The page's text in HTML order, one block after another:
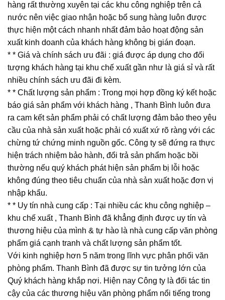
hàng rất thường xuyên tại các khu công nghiệp trên cả
nước nên việc giao nhận hoặc bổ sung hàng luôn được
thực hiện một cách nhanh nhất đảm bảo hoạt động sản
xuất kinh doanh của khách hàng không bị gián đoạn.
* * Giá và chính sách ưu đãi : giá được áp dụng cho đối
tượng khách hàng tại khu chế xuất gần như là giá sỉ và rất
nhiều chính sách ưu đãi đi kèm.
* * Chất lượng sản phẩm : Trong mọi hợp đồng ký kết hoặc
báo giá sản phẩm với khách hàng , Thanh Bình luôn đưa
ra cam kết sản phẩm phải có chất lượng đảm bảo theo yêu
cầu của nhà sản xuất hoặc phải có xuất xứ rõ ràng với các
chừng tứ chứng minh nguồn gốc. Công ty sẽ đứng ra thực
hiện trách nhiệm bảo hành, đổi trả sản phẩm hoặc bồi
thường nếu quý khách phát hiện sản phẩm bị lỗi hoặc
không đúng theo tiêu chuẩn của nhà sản xuất hoặc đơn vị
nhập khẩu.
* * Uy tín nhà cung cấp : Tại nhiều các khu công nghiệp –
khu chế xuất , Thanh Bình đã khẳng định được uy tín và
thương hiệu của mình & tự hào là nhà cung cấp văn phòng
phẩm giá cạnh tranh và chất lượng sản phẩm tốt.
Với kinh nghiệp hơn 5 năm trong lĩnh vực phân phối văn
phòng phẩm. Thanh Bình đã được sự tin tưởng lớn của
Quý khách hàng khắp nơi. Hiện nay Công ty là đối tác tin
cậy của các thương hiệu văn phòng phẩm nổi tiếng trong